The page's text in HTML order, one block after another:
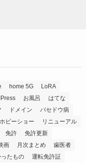
home 5G
LoRA
お風呂
はてな
ドメイン
バセドウ病
ホビーショー
リニューアル
免許
免許更新
画 月次まとめ
歯医者
たもの
運転免許証